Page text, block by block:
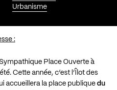
Urbanisme
:
Place Ouverte à
Cette année, c’est l’Îlot des
accueillera la place publique du